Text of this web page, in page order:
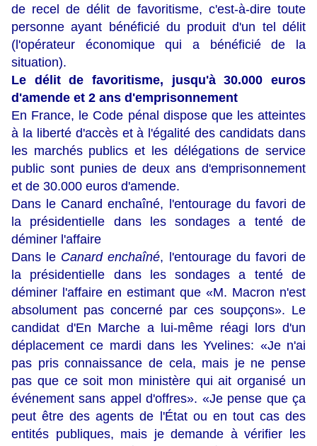
de recel de délit de favoritisme, c'est-à-dire toute
personne ayant bénéficié du produit d'un tel délit
(l'opérateur économique qui a bénéficié de la
situation).
Le délit de favoritisme, jusqu'à 30.000 euros
d'amende et 2 ans d'emprisonnement
En France, le Code pénal dispose que les atteintes
à la liberté d'accès et à l'égalité des candidats dans
les marchés publics et les délégations de service
public sont punies de deux ans d'emprisonnement
et de 30.000 euros d'amende.
Dans le Canard enchaîné, l'entourage du favori de
la présidentielle dans les sondages a tenté de
déminer l'affaire
Dans le Canard enchaîné, l'entourage du favori de
la présidentielle dans les sondages a tenté de
déminer l'affaire en estimant que «M. Macron n'est
absolument pas concerné par ces soupçons». Le
candidat d'En Marche a lui-même réagi lors d'un
déplacement ce mardi dans les Yvelines: «Je n'ai
pas pris connaissance de cela, mais je ne pense
pas que ce soit mon ministère qui ait organisé un
événement sans appel d'offres». «Je pense que ça
peut être des agents de l'État ou en tout cas des
entités publiques, mais je demande à vérifier les